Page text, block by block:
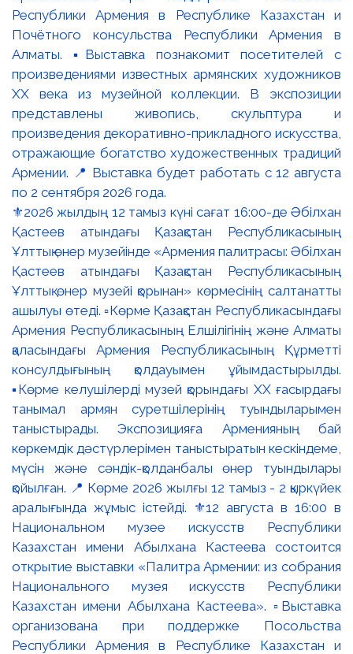
⚜️2026 жылдың 12 тамыз күні сағат 16:00-де Әбілхан
Қастеев атындағы Қазақстан Республикасының
Ұлттық өнер музейінде «Армения палитрасы: Әбілхан
Қастеев атындағы Қазақстан Республикасының
Ұлттық өнер музейі қорынан» көрмесінің салтанатты
ашылуы өтеді. ▫️Көрме Қазақстан Республикасындағы
Армения Республикасының Елшілігінің және Алматы
қаласындағы Армения Республикасының Құрметті
консулдығының қолдауымен ұйымдастырылды.
▪️Көрме келушілерді музей қорындағы ХХ ғасырдағы
танымал армян суретшілерінің туындыларымен
таныстырады. Экспозицияға Арменияның бай
көркемдік дәстүрлерімен таныстыратын кескіндеме,
мүсін және сәндік-қолданбалы өнер туындылары
қойылған. 📍 Көрме 2026 жылғы 12 тамыз - 2 қыркүйек
аралығында жұмыс істейді. ⚜️12 августа в 16:00 в
Национальном музее искусств Республики
Казахстан имени Абылхана Кастеева состоится
открытие выставки «Палитра Армении: из собрания
Национального музея искусств Республики
Казахстан имени Абылхана Кастеева». ▫️Выставка
организована при поддержке Посольства
Республики Армения в Республике Казахстан и